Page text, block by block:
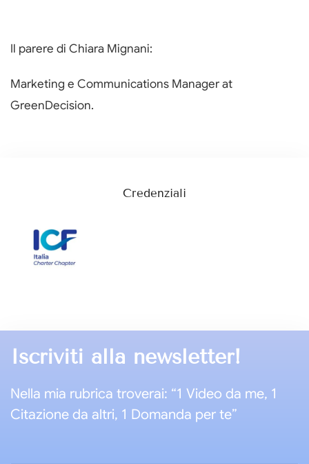
Il parere di Chiara Mignani:
Marketing e Communications Manager at
GreenDecision.
Credenziali
Iscriviti alla newsletter!
Nella mia rubrica troverai: “1 Video da me, 1
Citazione da altri, 1 Domanda per te”